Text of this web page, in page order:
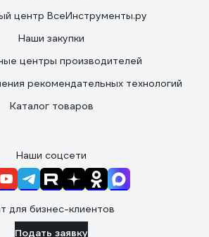
центр ВсеИнструменты.ру
Наши закупки
центры производителей
рекомендательных технологий
Каталог товаров
Наши соцсети
для бизнес-клиентов
Подать заявку